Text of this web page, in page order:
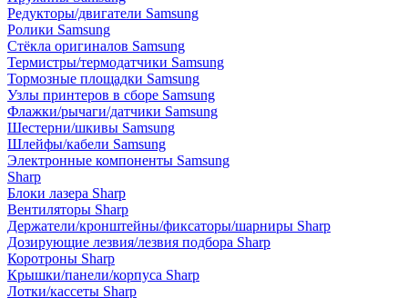
Редукторы/двигатели Samsung
Ролики Samsung
Стёкла оригиналов Samsung
Термистры/термодатчики Samsung
Тормозные площадки Samsung
Узлы принтеров в сборе Samsung
Флажки/рычаги/датчики Samsung
Шестерни/шкивы Samsung
Шлейфы/кабели Samsung
Электронные компоненты Samsung
Sharp
Блоки лазера Sharp
Вентиляторы Sharp
Держатели/кронштейны/фиксаторы/шарниры Sharp
Дозирующие лезвия/лезвия подбора Sharp
Коротроны Sharp
Крышки/панели/корпуса Sharp
Лотки/кассеты Sharp